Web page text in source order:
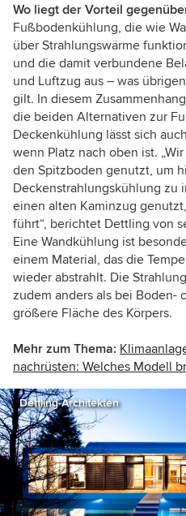
Wo liegt der Vorteil
Fußbodenkühlung, die wie
über Strahlungswärme
und die damit verbundene
und Luftzug aus – was
gilt. In diesem
die beiden Alternativen zur
Deckenkühlung lässt sich
wenn Platz nach oben ist.
den Spitzboden genutzt, um
Deckenstrahlungskühlung zu
einen alten Kaminzug
führt“, berichtet Dettling von
Eine Wandkühlung ist
einem Material, das die
wieder abstrahlt. Die
zudem anders als bei Boden-
größere Fläche des Körpers.
Mehr zum Thema:
nachrüsten: Welches Modell
Dettling-Architekten